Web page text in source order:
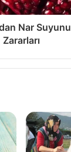
Nar
Zararları